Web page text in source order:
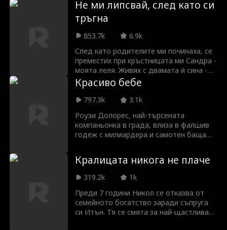
съпругът ѝ не ѝ вярва и, мислейки, че тя
крие дъщеря им от него, непрекъснато
Не ми липсвай, след като си
тръгна
853.7k
6.9k
След като родителите ми починаха, се
преместих при кръстницата ми Сандра -
моята леля. Живях с двамата ѝ сина -
братята Милър, чувствах се обичана и
обгрижена. Мислех, че ще завърша с
един от тях. Но нещата се промениха,
прислужницата, Лора. Действията на
братята Милър ме натъжиха. След като
си тръгнах, те ме търсиха трескаво.
Красиво бебе
797.3k
3.1k
Роузи Долорес, най-търсената
компаньонка в града, влиза в фалшив
годеж с милиардера и самотен баща
знае, чаровната дъщеря на Тад, Лили,
е именно детето, което тя търси.
Кралицата никога не плаче
319.2k
1k
Преди 7 години Никол се отказва от
семейното богатство заради съпруга
си Итън. Тя се смята за най-щастливата